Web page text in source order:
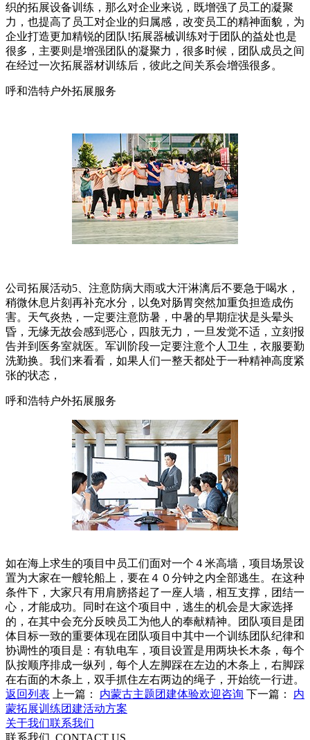
织的拓展设备训练，那么对企业来说，既增强了员工的凝聚
力，也提高了员工对企业的归属感，改变员工的精神面貌，为
企业打造更加精锐的团队!拓展器械训练对于团队的益处也是
很多，主要则是增强团队的凝聚力，很多时候，团队成员之间
在经过一次拓展器材训练后，彼此之间关系会增强很多。
呼和浩特户外拓展服务
公司拓展活动5、注意防病大雨或大汗淋漓后不要急于喝水，
稍微休息片刻再补充水分，以免对肠胃突然加重负担造成伤
害。天气炎热，一定要注意防暑，中暑的早期症状是头晕头
昏，无缘无故会感到恶心，四肢无力，一旦发觉不适，立刻报
告并到医务室就医。军训阶段一定要注意个人卫生，衣服要勤
洗勤换。我们来看看，如果人们一整天都处于一种精神高度紧
张的状态，
呼和浩特户外拓展服务
如在海上求生的项目中员工们面对一个４米高墙，项目场景设
置为大家在一艘轮船上，要在４０分钟之内全部逃生。在这种
条件下，大家只有用肩膀搭起了一座人墙，相互支撑，团结一
心，才能成功。同时在这个项目中，逃生的机会是大家选择
的，在其中会充分反映员工为他人的奉献精神。团队项目是团
体目标一致的重要体现在团队项目中其中一个训练团队纪律和
协调性的项目是：有轨电车，项目设置是用两块长木条，每个
队按顺序排成一纵列，每个人左脚踩在左边的木条上，右脚踩
在右面的木条上，双手抓住左右两边的绳子，开始统一行进。
返回列表
上一篇： 内蒙古主题团建体验欢迎咨询 下一篇： 内
蒙拓展训练团建活动方案
关于我们联系我们
联系我们 CONTACT US